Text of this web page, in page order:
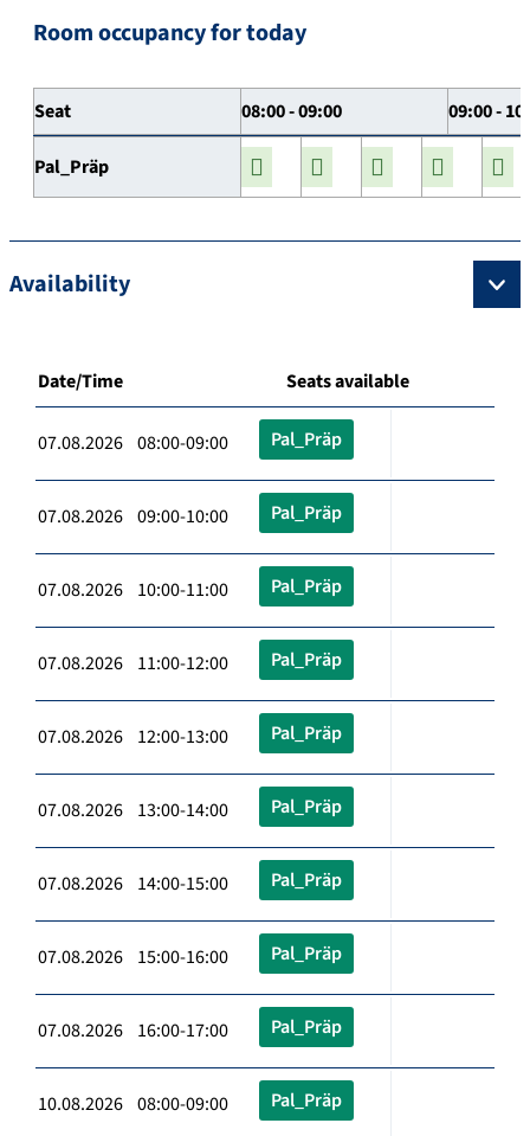
Room occupancy for today
Seat 08:00 - 09:00 09:00 -
Pal_Präp
Availability
Date/Time Seats available
07.08.2026 08:00-09:00 Pal_Präp
07.08.2026 09:00-10:00 Pal_Präp
07.08.2026 10:00-11:00 Pal_Präp
07.08.2026 11:00-12:00 Pal_Präp
07.08.2026 12:00-13:00 Pal_Präp
07.08.2026 13:00-14:00 Pal_Präp
07.08.2026 14:00-15:00 Pal_Präp
07.08.2026 15:00-16:00 Pal_Präp
07.08.2026 16:00-17:00 Pal_Präp
10.08.2026 08:00-09:00 Pal_Präp